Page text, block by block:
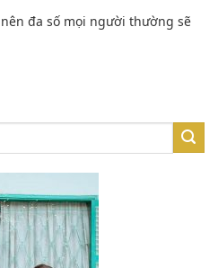
đa số mọi người thường sẽ